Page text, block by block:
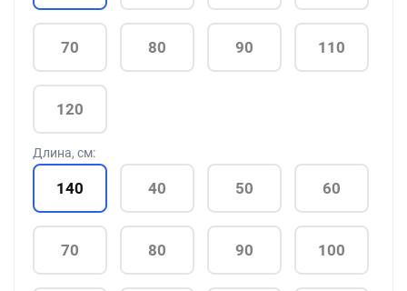
70 80 90 110
120
Длина, см:
140 40 50 60
70 80 90 100